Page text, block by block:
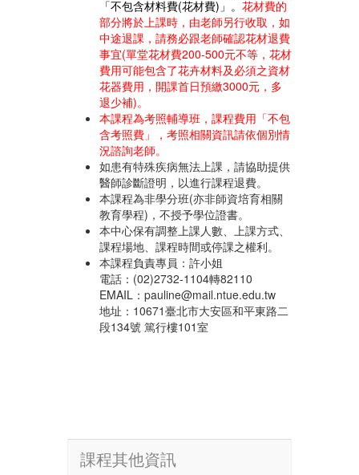
「不包含材料費(花材費)」。 花材費的
部分將於上課時，由老師另行收取，如
中途退課，請務必跟老師確認花材退費
事宜(單堂花材費200-500元不等，花材
費用可能包含了花卉材料及必須之資材
花器費用，開課首日預繳3000元，多
退少補)。
本課程為考照輔導班，課程費用「不包
含考照費」，考照相關資訊請依個別情
況諮詢老師。
如患有特殊疾病無法上課，請協助提供
醫師診斷證明，以進行課程退費。
本課程為非學分班(亦非師資培育相關
教育學程)，不授予學位證書。
本中心保有調整上課人數、上課方式、
課程場地、課程時間或停課之權利。
本課程負責專員：許小姐
電話：(02)2732-1104轉82110
EMAIL：pauline@mail.ntue.edu.tw
地址：10671臺北市大安區和平東路二
段134號 篤行樓101室
課程其他資訊